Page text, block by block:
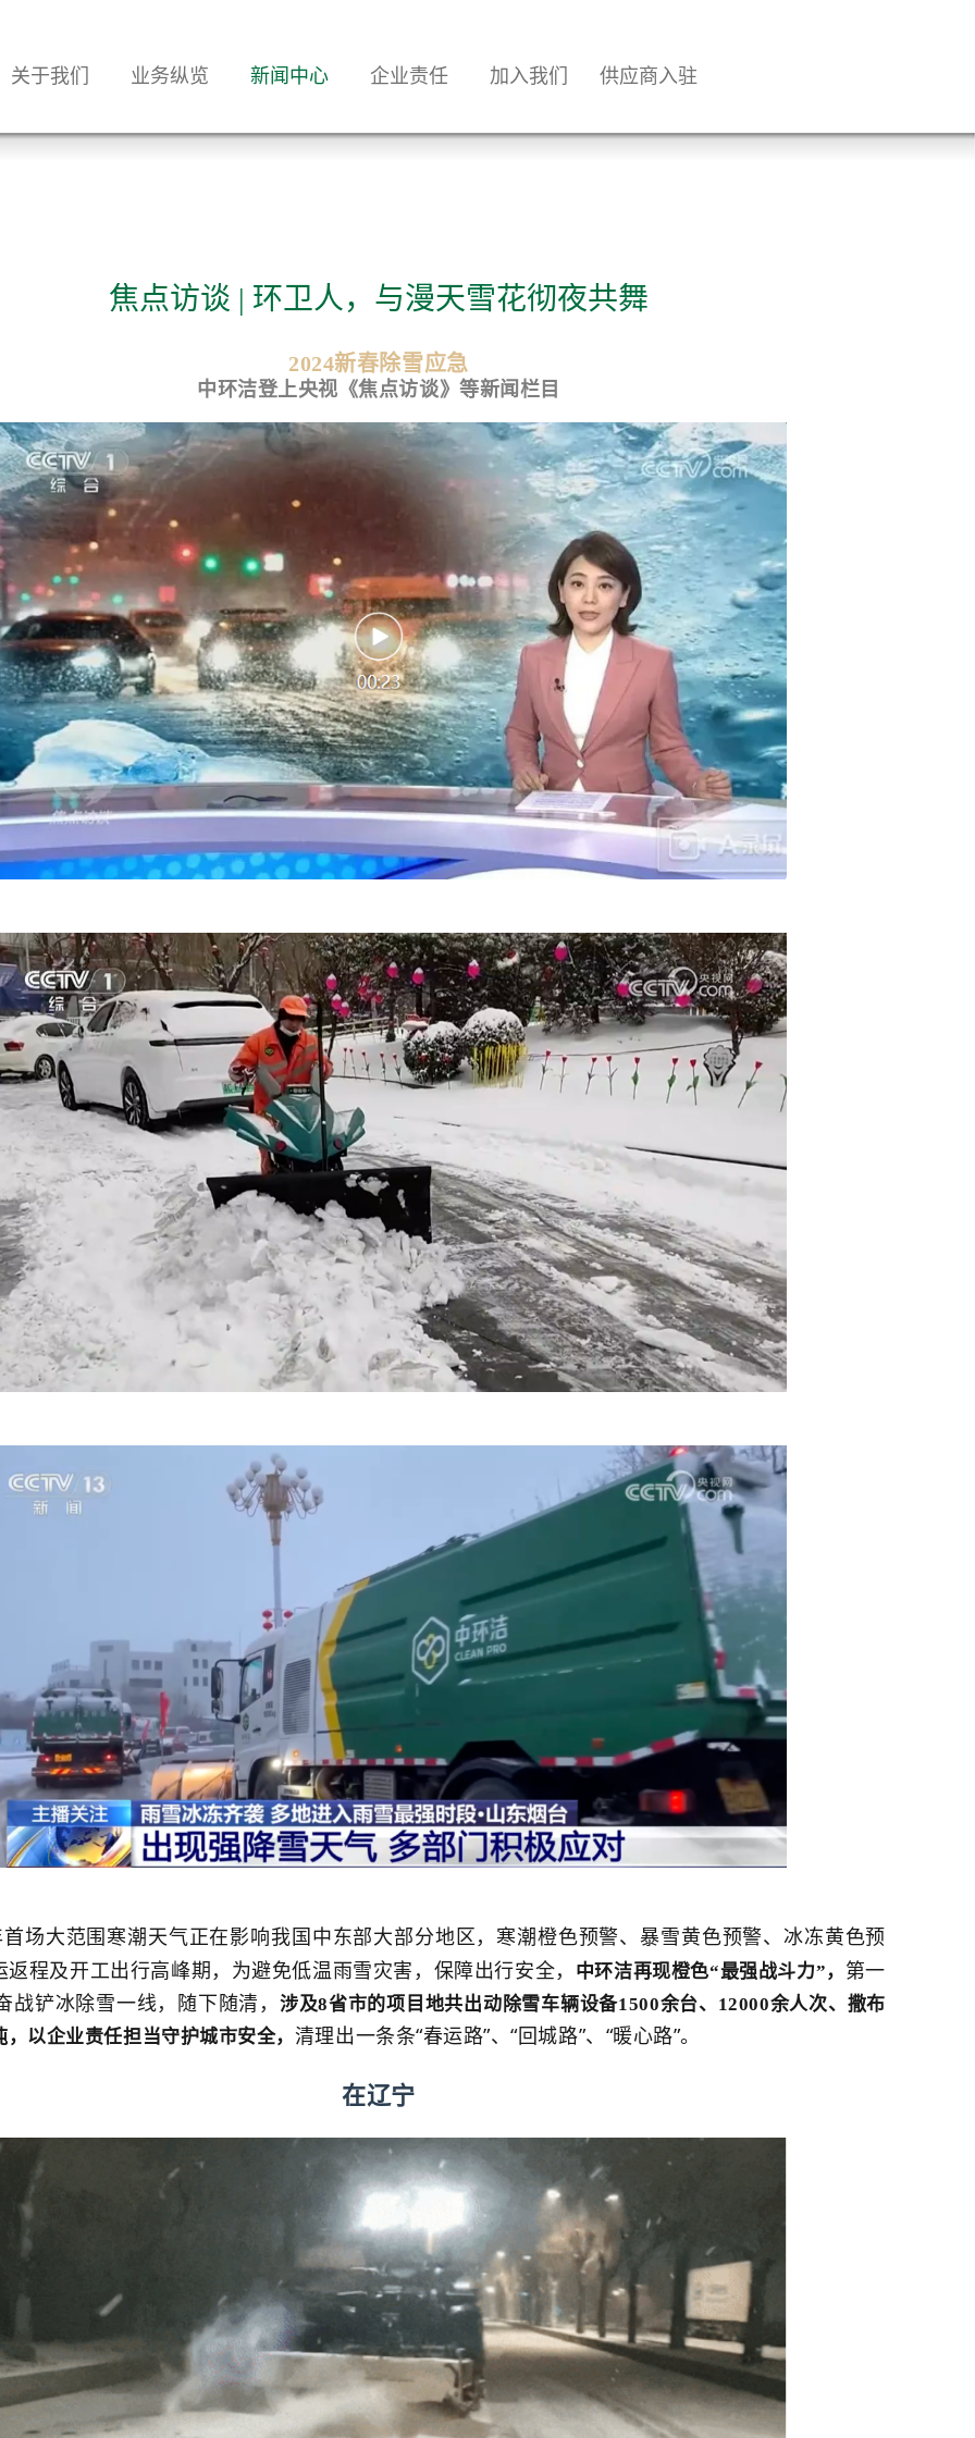
关于我们 业务纵览 新闻中心 企业责任 加入我们 供应商入驻
焦点访谈 | 环卫人，与漫天雪花彻夜共舞
2024新春除雪应急
中环洁登上央视《焦点访谈》等新闻栏目
场大范围寒潮天气正在影响我国中东部大部分地区，寒潮橙色预警、暴雪黄色预警、冰冻黄色预
运返程及开工出行高峰期，为避免低温雨雪灾害，保障出行安全， 中环洁再现橙色“最强战斗力”， 第一
战铲冰除雪一线，随下随清， 涉及8省市的项目地共出动除雪车辆设备1500余台、12000余人次、撒布
以企业责任担当守护城市安全， 清理出一条条“春运路”、“回城路”、“暖心路”。
在辽宁